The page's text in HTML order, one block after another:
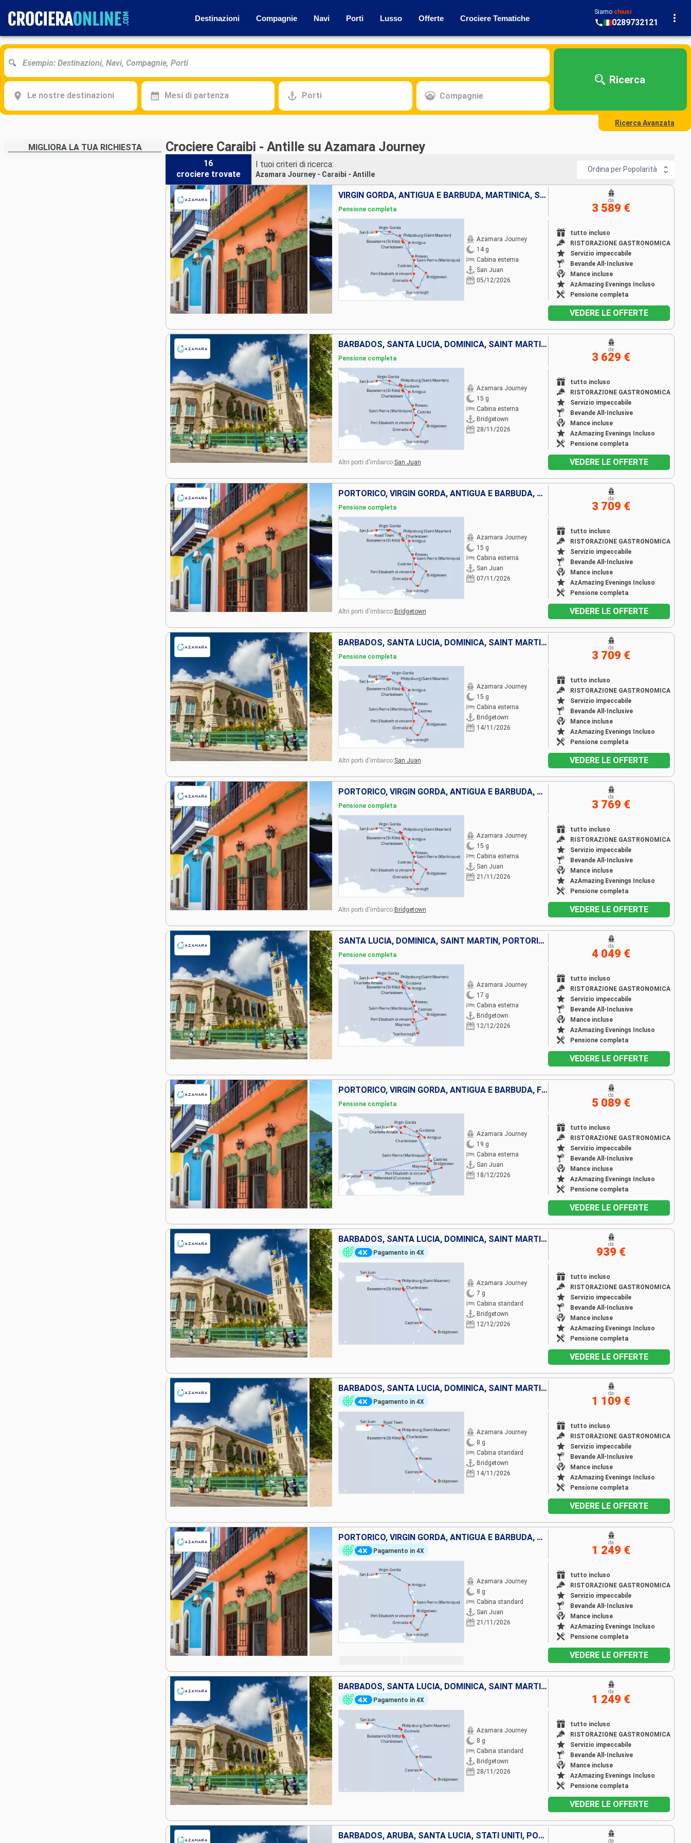
Destinazioni Compagnie Navi Porti Lusso Offerte Crociere Tematiche
Siamo chiusi
0289732121
Le nostre destinazioni Mesi di partenza Porti Compagnie
Ricerca
Ricerca Avanzata
MIGLIORA LA TUA RICHIESTA Crociere Caraibi - Antille su Azamara Journey
16
crociere trovate
I tuoi criteri di ricerca:
Azamara Journey - Caraibi - Antille
Ordina per Popolarità
VIRGIN GORDA, ANTIGUA E BARBUDA, MARTINICA, SAINT-VINCENT E LE GRENADINE, GRENADA, LA TRINIDAD ETOBAGO, BARBADOS, SANTA LUCIA, DOMINICA, SAINT MARTIN, PORTORICO
Pensione completa
Azamara Journey
14 g
Cabina esterna
San Juan
05/12/2026
tutto incluso
RISTORAZIONE GASTRONOMICA
Servizio impeccabile
Bevande All-Inclusive
Mance incluse
AzAmazing Evenings Incluso
Pensione completa
da
3 589 €
VEDERE LE OFFERTE
BARBADOS, SANTA LUCIA, DOMINICA, SAINT MARTIN, FRANCIA, PORTORICO, VIRGIN GORDA, ANTIGUA E BARBUDA, MARTINICA, SAINT-VINCENT E LE GRENADINE, GRENADA, LA TRINIDAD ETOBAGO
Pensione completa
Azamara Journey
15 g
Cabina esterna
Bridgetown
28/11/2026
tutto incluso
RISTORAZIONE GASTRONOMICA
Servizio impeccabile
Bevande All-Inclusive
Mance incluse
AzAmazing Evenings Incluso
Pensione completa
da
3 629 €
Altri porti d'imbarco:San Juan VEDERE LE OFFERTE
PORTORICO, VIRGIN GORDA, ANTIGUA E BARBUDA, MARTINICA, SAINT-VINCENT E LE GRENADINE, GRENADA, LA TRINIDAD ETOBAGO, BARBADOS, SANTA LUCIA, DOMINICA, SAINT MARTIN, TORTOLA
Pensione completa
Azamara Journey
15 g
Cabina esterna
San Juan
07/11/2026
tutto incluso
RISTORAZIONE GASTRONOMICA
Servizio impeccabile
Bevande All-Inclusive
Mance incluse
AzAmazing Evenings Incluso
Pensione completa
da
3 709 €
Altri porti d'imbarco:Bridgetown VEDERE LE OFFERTE
BARBADOS, SANTA LUCIA, DOMINICA, SAINT MARTIN, TORTOLA, PORTORICO, VIRGIN GORDA, ANTIGUA E BARBUDA, MARTINICA, SAINT-VINCENT E LE GRENADINE, GRENADA, LA TRINIDAD ETOBAGO
Pensione completa
Azamara Journey
15 g
Cabina esterna
Bridgetown
14/11/2026
tutto incluso
RISTORAZIONE GASTRONOMICA
Servizio impeccabile
Bevande All-Inclusive
Mance incluse
AzAmazing Evenings Incluso
Pensione completa
da
3 709 €
Altri porti d'imbarco:San Juan VEDERE LE OFFERTE
PORTORICO, VIRGIN GORDA, ANTIGUA E BARBUDA, MARTINICA, SAINT-VINCENT E LE GRENADINE, GRENADA, LA TRINIDAD ETOBAGO, BARBADOS, SANTA LUCIA, DOMINICA, SAINT MARTIN, FRANCIA
Pensione completa
Azamara Journey
15 g
Cabina esterna
San Juan
21/11/2026
tutto incluso
RISTORAZIONE GASTRONOMICA
Servizio impeccabile
Bevande All-Inclusive
Mance incluse
AzAmazing Evenings Incluso
Pensione completa
da
3 769 €
Altri porti d'imbarco:Bridgetown VEDERE LE OFFERTE
SANTA LUCIA, DOMINICA, SAINT MARTIN, PORTORICO, STATI UNITI, VIRGIN GORDA, ANTIGUA E BARBUDA, FRANCIA, MARTINICA, SAINT-VINCENT E LE GRENADINE, LA TRINIDAD ETOBAGO, BARBADOS
Pensione completa
Azamara Journey
17 g
Cabina esterna
Bridgetown
12/12/2026
tutto incluso
RISTORAZIONE GASTRONOMICA
Servizio impeccabile
Bevande All-Inclusive
Mance incluse
AzAmazing Evenings Incluso
Pensione completa
da
4 049 €
VEDERE LE OFFERTE
PORTORICO, VIRGIN GORDA, ANTIGUA E BARBUDA, FRANCIA, MARTINICA, LA TRINIDAD ETOBAGO, SAINT-VINCENT E LE GRENADINE, BARBADOS, ARUBA, SANTA LUCIA, STATI UNITI
Pensione completa
Azamara Journey
19 g
Cabina esterna
San Juan
18/12/2026
tutto incluso
RISTORAZIONE GASTRONOMICA
Servizio impeccabile
Bevande All-Inclusive
Mance incluse
AzAmazing Evenings Incluso
Pensione completa
da
5 089 €
VEDERE LE OFFERTE
BARBADOS, SANTA LUCIA, DOMINICA, SAINT MARTIN, PORTORICO
Pagamento in 4X
Azamara Journey
7 g
Cabina standard
Bridgetown
12/12/2026
tutto incluso
RISTORAZIONE GASTRONOMICA
Servizio impeccabile
Bevande All-Inclusive
Mance incluse
AzAmazing Evenings Incluso
Pensione completa
da
939 €
VEDERE LE OFFERTE
BARBADOS, SANTA LUCIA, DOMINICA, SAINT MARTIN, TORTOLA, PORTORICO
Pagamento in 4X
Azamara Journey
8 g
Cabina standard
Bridgetown
14/11/2026
tutto incluso
RISTORAZIONE GASTRONOMICA
Servizio impeccabile
Bevande All-Inclusive
Mance incluse
AzAmazing Evenings Incluso
Pensione completa
da
1 109 €
VEDERE LE OFFERTE
PORTORICO, VIRGIN GORDA, ANTIGUA E BARBUDA, MARTINICA, SAINT-VINCENT E LE GRENADINE, GRENADA, LA TRINIDAD ETOBAGO, BARBADOS
Pagamento in 4X
Azamara Journey
8 g
Cabina standard
San Juan
21/11/2026
tutto incluso
RISTORAZIONE GASTRONOMICA
Servizio impeccabile
Bevande All-Inclusive
Mance incluse
AzAmazing Evenings Incluso
Pensione completa
da
1 249 €
VEDERE LE OFFERTE
BARBADOS, SANTA LUCIA, DOMINICA, SAINT MARTIN, FRANCIA, PORTORICO
Pagamento in 4X
Azamara Journey
8 g
Cabina standard
Bridgetown
28/11/2026
tutto incluso
RISTORAZIONE GASTRONOMICA
Servizio impeccabile
Bevande All-Inclusive
Mance incluse
AzAmazing Evenings Incluso
Pensione completa
da
1 249 €
VEDERE LE OFFERTE
BARBADOS, ARUBA, SANTA LUCIA, STATI UNITI, PORTORICO
da